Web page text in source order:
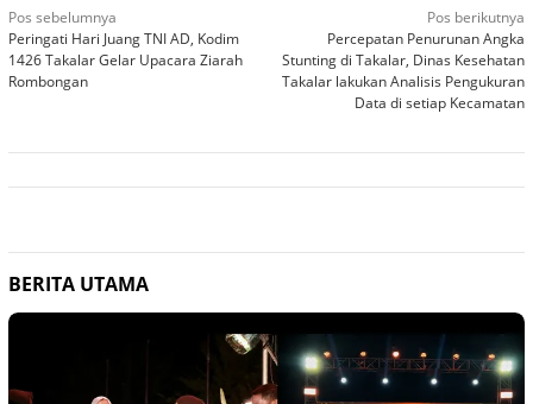
Navigasi
pos
Pos sebelumnya
Peringati Hari Juang TNI AD, Kodim
1426 Takalar Gelar Upacara Ziarah
Rombongan
Pos berikutnya
Percepatan Penurunan Angka
Stunting di Takalar, Dinas Kesehatan
Takalar lakukan Analisis Pengukuran
Data di setiap Kecamatan
BERITA UTAMA